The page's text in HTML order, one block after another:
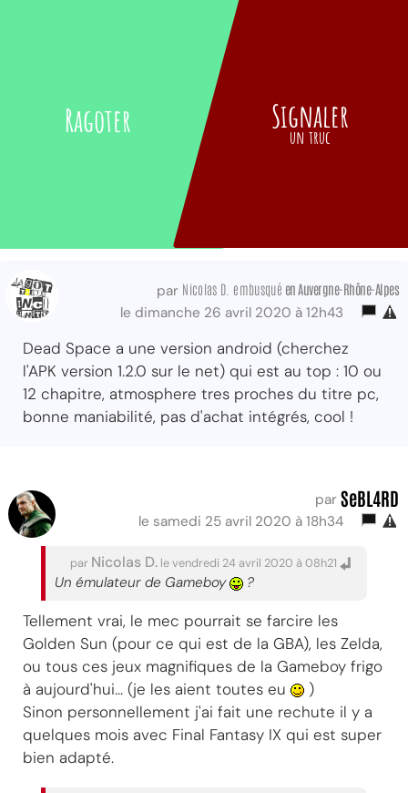
Ragoter Signaler
un truc
par Nicolas D. embusqué en Auvergne-Rhône-Alpes
le dimanche 26 avril 2020 à 12h43
Dead Space a une version android (cherchez
l'APK version 1.2.0 sur le net) qui est au top : 10 ou
12 chapitre, atmosphere tres proches du titre pc,
bonne maniabilité, pas d'achat intégrés, cool !
par SeBL4RD
le samedi 25 avril 2020 à 18h34
par Nicolas D. le vendredi 24 avril 2020 à 08h21
Un émulateur de Gameboy ?
Tellement vrai, le mec pourrait se farcire les
Golden Sun (pour ce qui est de la GBA), les Zelda,
ou tous ces jeux magnifiques de la Gameboy frigo
à aujourd'hui... (je les aient toutes eu
)
Sinon personnellement j'ai fait une rechute il y a
quelques mois avec Final Fantasy IX qui est super
bien adapté.